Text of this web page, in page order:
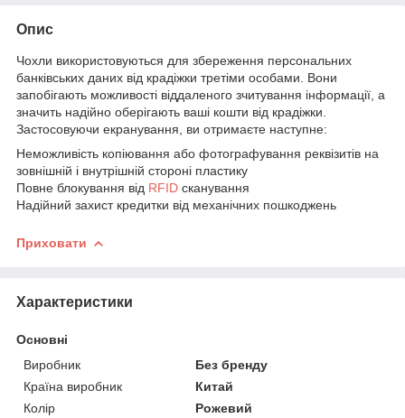
Опис
Чохли використовуються для збереження персональних
банківських даних від крадіжки третіми особами. Вони
запобігають можливості віддаленого зчитування інформації, а
значить надійно оберігають ваші кошти від крадіжки.
Застосовуючи екранування, ви отримаєте наступне:
Неможливість копіювання або фотографування реквізитів на
зовнішній і внутрішній стороні пластику
Повне блокування від RFID сканування
Надійний захист кредитки від механічних пошкоджень
Приховати
Характеристики
Основні
Виробник
Без бренду
Країна виробник
Китай
Колір
Рожевий